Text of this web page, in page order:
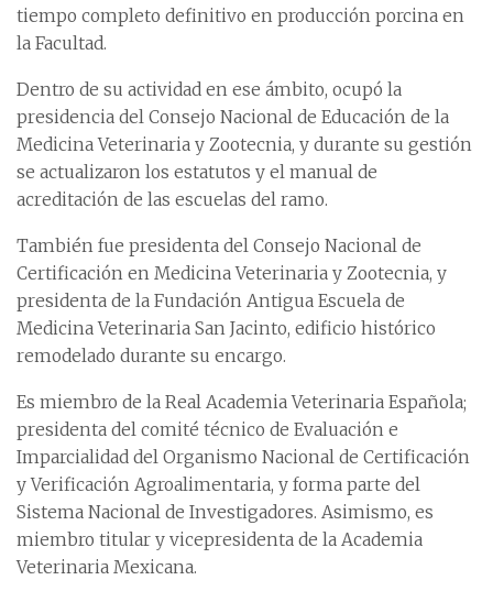
tiempo completo definitivo en producción porcina en
la Facultad.
Dentro de su actividad en ese ámbito, ocupó la
presidencia del Consejo Nacional de Educación de la
Medicina Veterinaria y Zootecnia, y durante su gestión
se actualizaron los estatutos y el manual de
acreditación de las escuelas del ramo.
También fue presidenta del Consejo Nacional de
Certificación en Medicina Veterinaria y Zootecnia, y
presidenta de la Fundación Antigua Escuela de
Medicina Veterinaria San Jacinto, edificio histórico
remodelado durante su encargo.
Es miembro de la Real Academia Veterinaria Española;
presidenta del comité técnico de Evaluación e
Imparcialidad del Organismo Nacional de Certificación
y Verificación Agroalimentaria, y forma parte del
Sistema Nacional de Investigadores. Asimismo, es
miembro titular y vicepresidenta de la Academia
Veterinaria Mexicana.